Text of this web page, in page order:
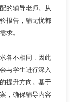
的辅导老师。从
报告，辅无忧都
求。
各不相同，因此
与学生进行深入
提升方向。基于
，确保辅导内容